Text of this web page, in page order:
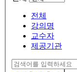
전체
강의명
교수자
제공기관